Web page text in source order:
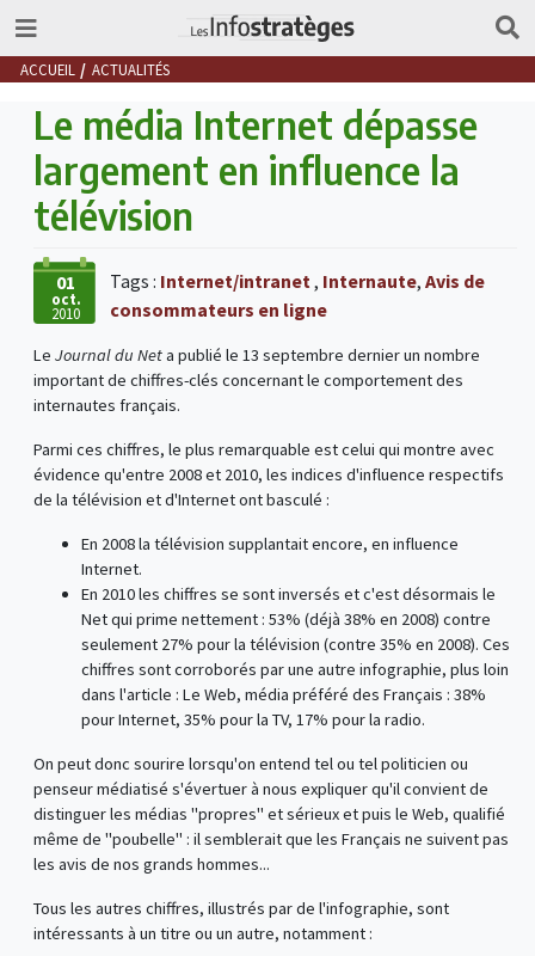
ACCUEIL ACTUALITÉS
Le média Internet dépasse
largement en influence la
télévision
01
oct.
2010
Tags : Internet/intranet, Internaute, Avis de
consommateurs en ligne
Le Journal du Neta publié le 13 septembre dernier un nombre
important de chiffres-clés concernant le comportement des
internautes français.
Parmi ces chiffres, le plus remarquable est celui qui montre avec
évidence qu'entre 2008 et 2010, les indices d'influence respectifs
de la télévision et d'Internet ont basculé :
En 2008 la télévision supplantait encore, en influence
Internet.
En 2010 les chiffres se sont inversés et c'est désormais le
Net qui prime nettement : 53% (déjà 38% en 2008) contre
seulement 27% pour la télévision (contre 35% en 2008). Ces
chiffres sont corroborés par une autre infographie, plus loin
dans l'article : Le Web, média préféré des Français : 38%
pour Internet, 35% pour la TV, 17% pour la radio.
On peut donc sourire lorsqu'on entend tel ou tel politicien ou
penseur médiatisé s'évertuer à nous expliquer qu'il convient de
distinguer les médias "propres" et sérieux et puis le Web, qualifié
même de "poubelle" : il semblerait que les Français ne suivent pas
les avis de nos grands hommes...
Tous les autres chiffres, illustrés par de l'infographie, sont
intéressants à un titre ou un autre, notamment :